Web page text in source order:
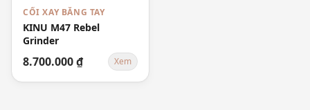
CỐI XAY BẰNG TAY
KINU M47 Rebel
Grinder
8.700.000 ₫ Xem